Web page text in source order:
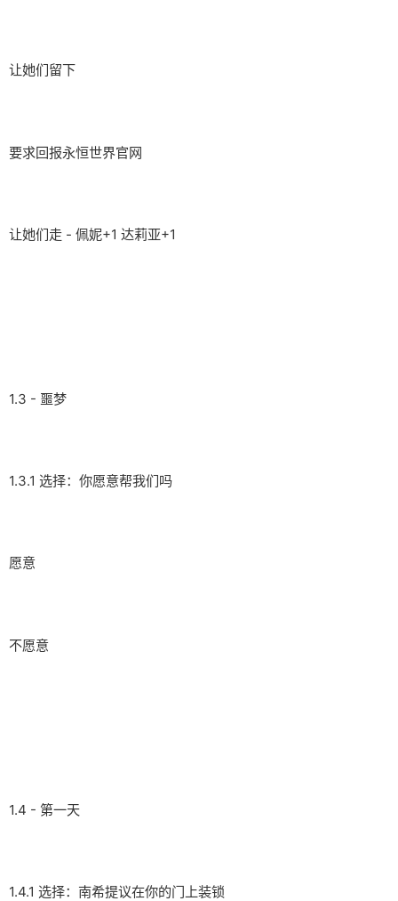
让她们留下
要求回报永恒世界官网
让她们走 - 佩妮+1 达莉亚+1
1.3 - 噩梦
1.3.1 选择：你愿意帮我们吗
愿意
不愿意
1.4 - 第一天
1.4.1 选择：南希提议在你的门上装锁